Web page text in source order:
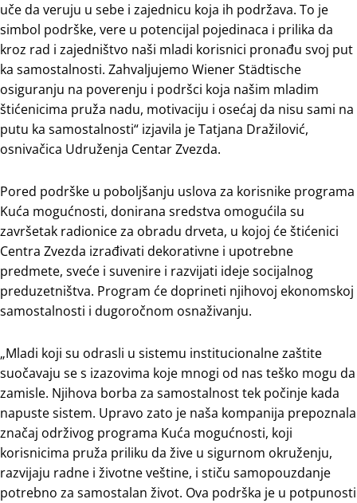
uče da veruju u sebe i zajednicu koja ih podržava. To je
simbol podrške, vere u potencijal pojedinaca i prilika da
kroz rad i zajedništvo naši mladi korisnici pronađu svoj put
ka samostalnosti. Zahvaljujemo Wiener Städtische
osiguranju na poverenju i podršci koja našim mladim
štićenicima pruža nadu, motivaciju i osećaj da nisu sami na
putu ka samostalnosti“ izjavila je Tatjana Dražilović,
osnivačica Udruženja Centar Zvezda.
Pored podrške u poboljšanju uslova za korisnike programa
Kuća mogućnosti, donirana sredstva omogućila su
završetak radionice za obradu drveta, u kojoj će štićenici
Centra Zvezda izrađivati dekorativne i upotrebne
predmete, sveće i suvenire i razvijati ideje socijalnog
preduzetništva. Program će doprineti njihovoj ekonomskoj
samostalnosti i dugoročnom osnaživanju.
„Mladi koji su odrasli u sistemu institucionalne zaštite
suočavaju se s izazovima koje mnogi od nas teško mogu da
zamisle. Njihova borba za samostalnost tek počinje kada
napuste sistem. Upravo zato je naša kompanija prepoznala
značaj održivog programa Kuća mogućnosti, koji
korisnicima pruža priliku da žive u sigurnom okruženju,
razvijaju radne i životne veštine, i stiču samopouzdanje
potrebno za samostalan život. Ova podrška je u potpunosti